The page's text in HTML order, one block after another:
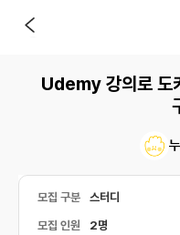
Udemy 강의로 도
모집 구분 스터디
모집 인원 2명